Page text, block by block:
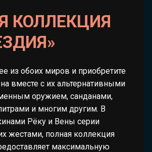
КОЛЛЕКЦИЯ
из обоих миров и приобретите
вместе с их альтернативными
оружием, санданами,
и многим другим. В
Рёку и Вены серии
жестами, полная коллекция
максимальную